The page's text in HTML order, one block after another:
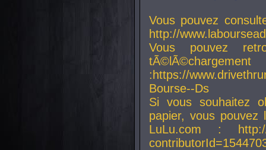
Vous pouvez
http://
Vous pouvez
:https://
Bourse--Ds
Si vous souhaitez
papier, vous
LuLu.com : http://